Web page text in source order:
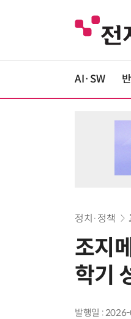
AI·SW
정치·정책
조지
학기
발행일 :